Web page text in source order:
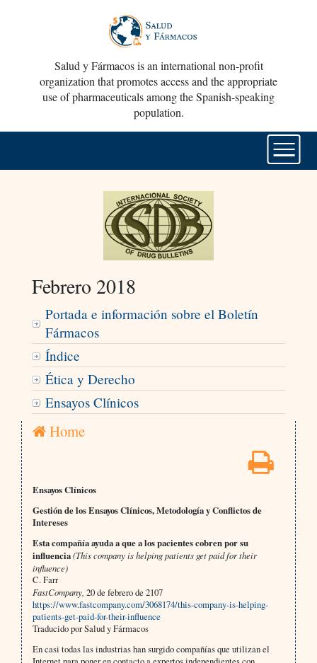
Salud y Fármacos is an international non-profit
organization that promotes access and the appropriate
use of pharmaceuticals among the Spanish-speaking
population.
Febrero 2018
Portada e información sobre el Boletín
Fármacos
Índice
Ética y Derecho
Ensayos Clínicos
Home
Ensayos Clínicos
Gestión de los Ensayos Clínicos, Metodología y Conflictos de
Intereses
Esta compañía ayuda a que a los pacientes cobren por su
influencia(This company is helping patients get paid for their
influence)
C. Farr
FastCompany, 20 de febrero de 2107
https://www.fastcompany.com/3068174/this-company-is-helping-
patients-get-paid-for-their-influence
Traducido por Salud y Fármacos
En casi todas las industrias han surgido compañías que utilizan el